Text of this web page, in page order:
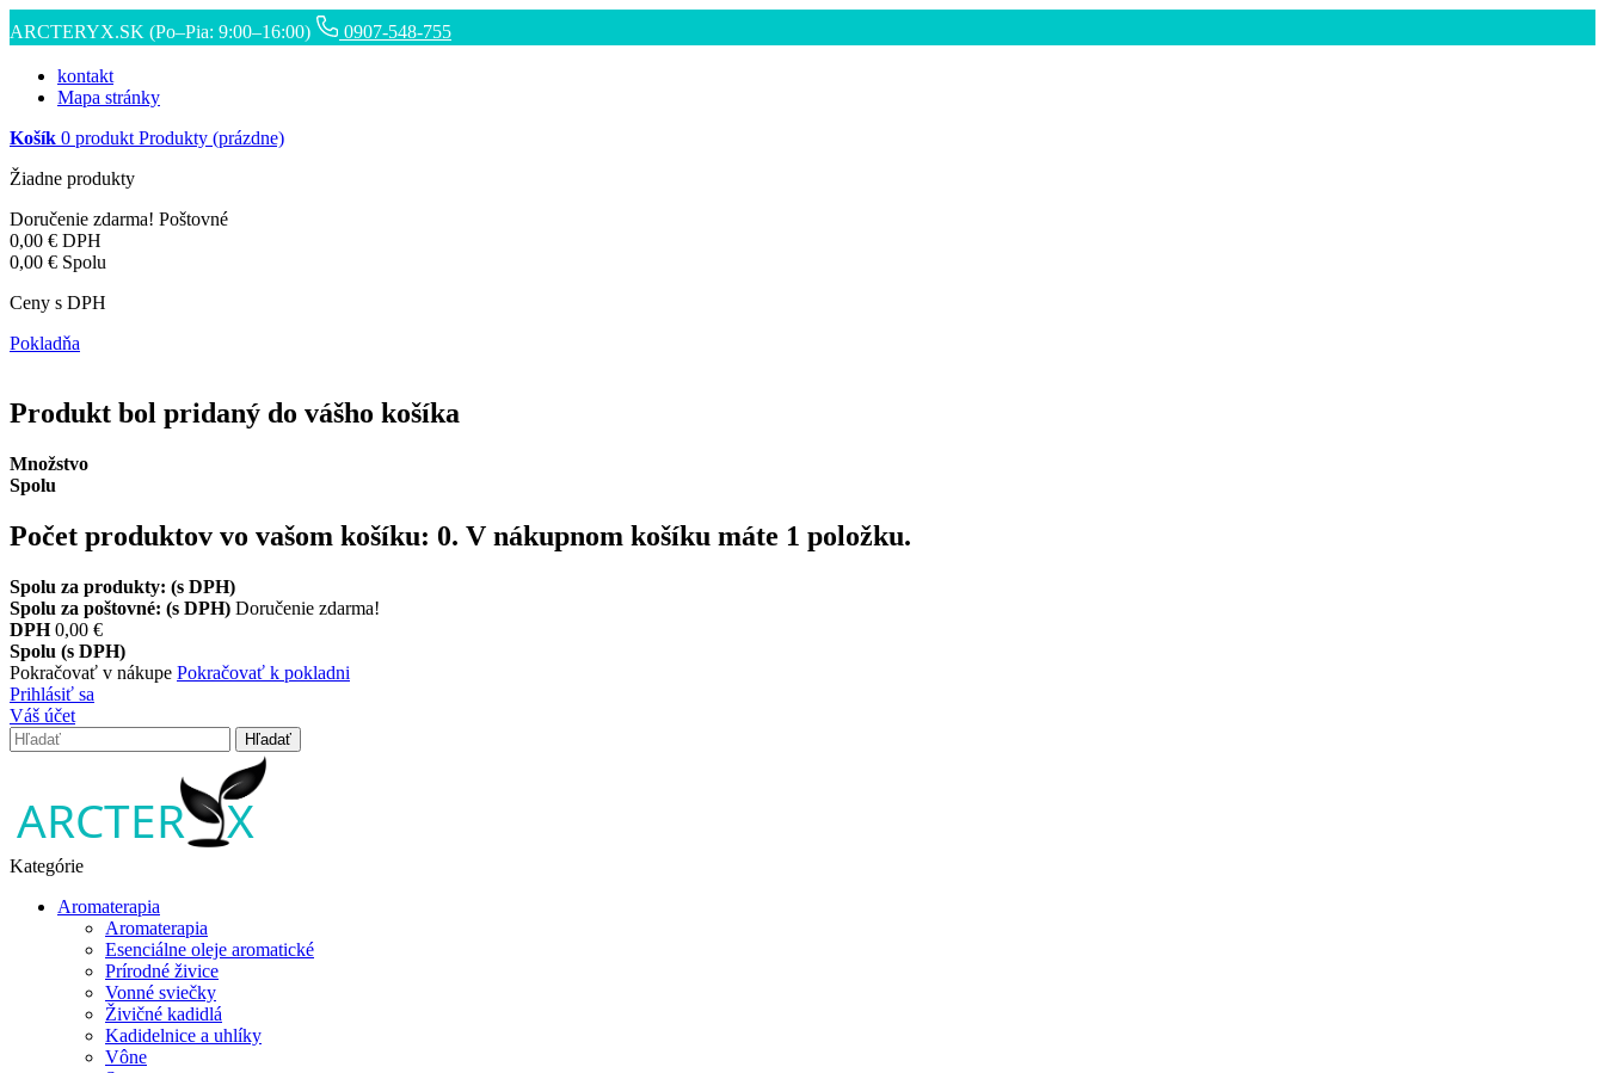
ARCTERYX.SK (Po–Pia: 9:00–16:00) 0907-548-755
kontakt
Mapa stránky
Košík 0 produkt Produkty (prázdne)
Žiadne produkty
Doručenie zdarma! Poštovné
0,00 € DPH
0,00 € Spolu
Ceny s DPH
Pokladňa
Produkt bol pridaný do vášho košíka
Množstvo
Spolu
Počet produktov vo vašom košíku: 0. V nákupnom košíku máte 1 položku.
Spolu za produkty: (s DPH)
Spolu za poštovné: (s DPH) Doručenie zdarma!
DPH 0,00 €
Spolu (s DPH)
Pokračovať v nákupe Pokračovať k pokladni
Prihlásiť sa
Váš účet
Hľadať
Kategórie
Aromaterapia
Aromaterapia
Esenciálne oleje aromatické
Prírodné živice
Vonné sviečky
Živičné kadidlá
Kadidelnice a uhlíky
Vône